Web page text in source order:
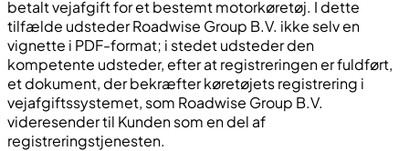
betalt vejafgift for et bestemt motorkøretøj. I dette
tilfælde udsteder Roadwise Group B.V. ikke selv en
vignette i PDF-format; i stedet udsteder den
kompetente udsteder, efter at registreringen er fuldført,
et dokument, der bekræfter køretøjets registrering i
vejafgiftssystemet, som Roadwise Group B.V.
videresender til Kunden som en del af
registreringstjenesten.